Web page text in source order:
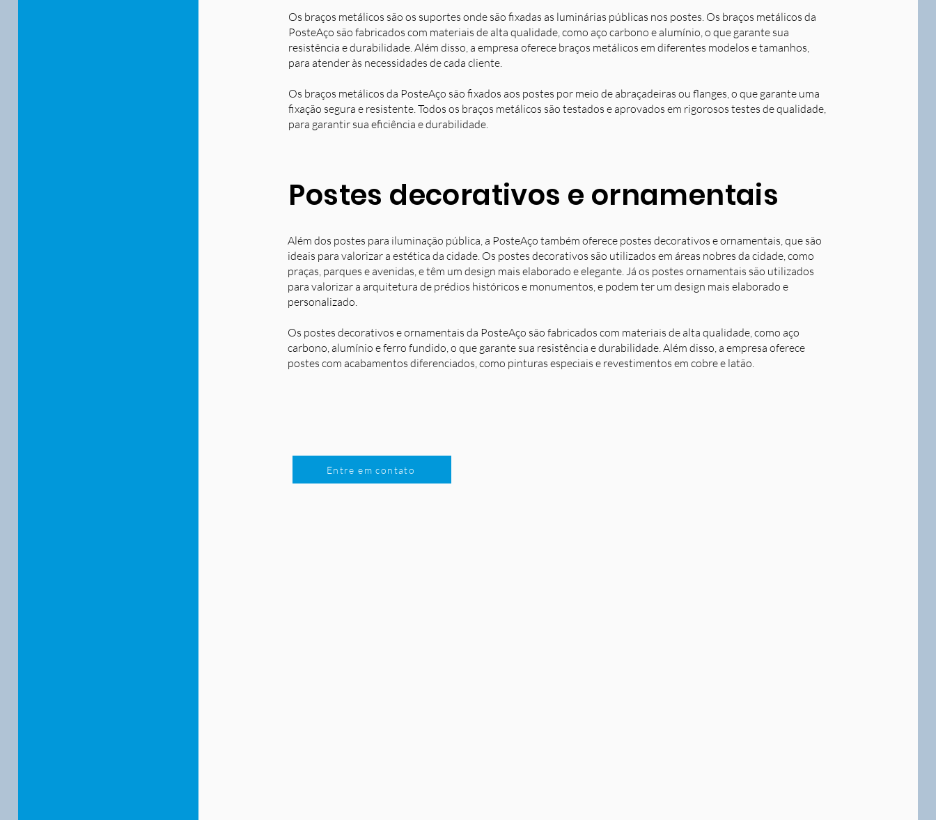
Os braços metálicos são os suportes onde são fixadas as luminárias públicas nos postes. Os braços metálicos da
PosteAço são fabricados com materiais de alta qualidade, como aço carbono e alumínio, o que garante sua
resistência e durabilidade. Além disso, a empresa oferece braços metálicos em diferentes modelos e tamanhos,
para atender às necessidades de cada cliente.
Os braços metálicos da PosteAço são fixados aos postes por meio de abraçadeiras ou flanges, o que garante uma
fixação segura e resistente. Todos os braços metálicos são testados e aprovados em rigorosos testes de qualidade,
para garantir sua eficiência e durabilidade.
Postes decorativos e ornamentais
Além dos postes para iluminação pública, a PosteAço também oferece postes decorativos e ornamentais, que são
ideais para valorizar a estética da cidade. Os postes decorativos são utilizados em áreas nobres da cidade, como
praças, parques e avenidas, e têm um design mais elaborado e elegante. Já os postes ornamentais são utilizados
para valorizar a arquitetura de prédios históricos e monumentos, e podem ter um design mais elaborado e
personalizado.
Os postes decorativos e ornamentais da PosteAço são fabricados com materiais de alta qualidade, como aço
carbono, alumínio e ferro fundido, o que garante sua resistência e durabilidade. Além disso, a empresa oferece
postes com acabamentos diferenciados, como pinturas especiais e revestimentos em cobre e latão.
Entre em contato